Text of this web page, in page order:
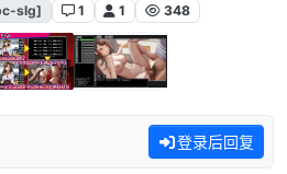
slg] 1 1 348
登录后回复